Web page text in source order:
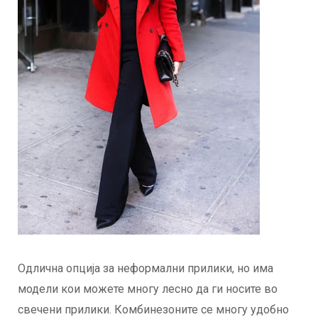
Одлична опција за неформални прилики, но има
модели кои можете многу лесно да ги носите во
свечени прилики. Комбинезоните се многу удобно